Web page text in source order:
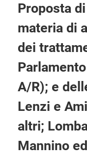
Proposta
materia di
dei
A/R); e
Lenzi e
altri;
Mannino